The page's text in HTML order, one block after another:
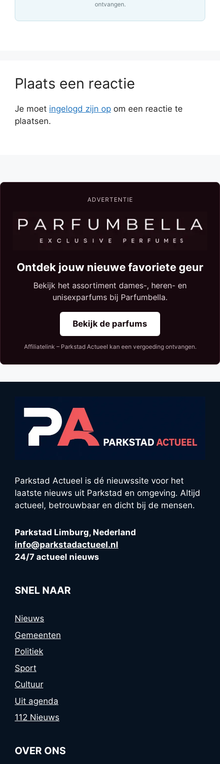
ontvangen.
Plaats een reactie
Je moet ingelogd zijn op om een reactie te
plaatsen.
ADVERTENTIE
Ontdek jouw nieuwe favoriete geur
Bekijk het assortiment dames-, heren- en
unisexparfums bij Parfumbella.
Bekijk de parfums
Affiliatelink – Parkstad Actueel kan een vergoeding ontvangen.
Parkstad Actueel is dé nieuwssite voor het
laatste nieuws uit Parkstad en omgeving. Altijd
actueel, betrouwbaar en dicht bij de mensen.
Parkstad Limburg, Nederland
info@parkstadactueel.nl
24/7 actueel nieuws
SNEL NAAR
Nieuws
Gemeenten
Politiek
Sport
Cultuur
Uit agenda
112 Nieuws
OVER ONS